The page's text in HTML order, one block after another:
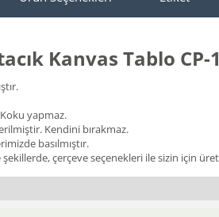
Kanvas Tablo CP-
Koku yapmaz.
Kendini bırakmaz.
basılmıştır.
çerçeve seçenekleri ile sizin için